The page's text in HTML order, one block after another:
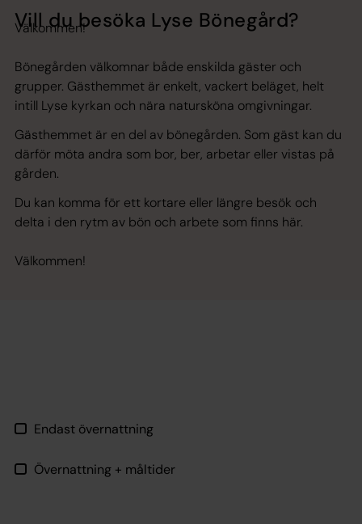
Välkommen!
Vill du besöka Lyse Bönegård?
Bönegården välkomnar både enskilda gäster och
grupper. Gästhemmet är enkelt, vackert beläget, helt
intill Lyse kyrkan och nära natursköna omgivningar.
Gästhemmet är en del av bönegården. Som gäst kan du
därför möta andra som bor, ber, arbetar eller vistas på
gården.
Du kan komma för ett kortare eller längre besök och
delta i den rytm av bön och arbete som finns här.
Välkommen!
Endast övernattning
Övernattning + måltider